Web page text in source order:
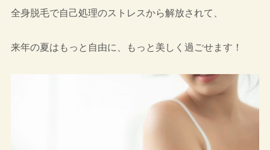
全身脱毛で自己処理のストレスから解放されて、
来年の夏はもっと自由に、もっと美しく過ごせます！